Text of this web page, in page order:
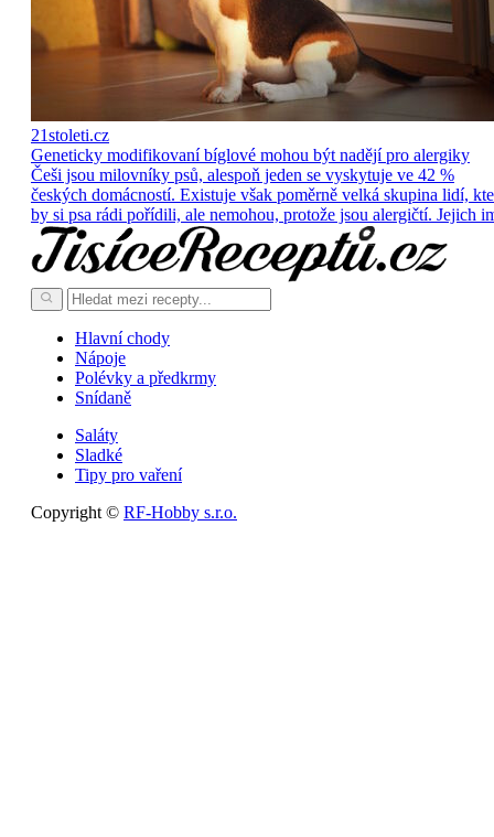
21stoleti.cz
Geneticky modifikovaní bíglové mohou být nadějí pro alergiky
Češi jsou milovníky psů, alespoň jeden se vyskytuje ve 42 %
českých domácností. Existuje však poměrně velká skupina lidí,
by si psa rádi pořídili, ale nemohou, protože jsou alergičtí. Jejich
Hlavní chody
Nápoje
Polévky a předkrmy
Snídaně
Saláty
Sladké
Tipy pro vaření
Copyright © RF-Hobby s.r.o.